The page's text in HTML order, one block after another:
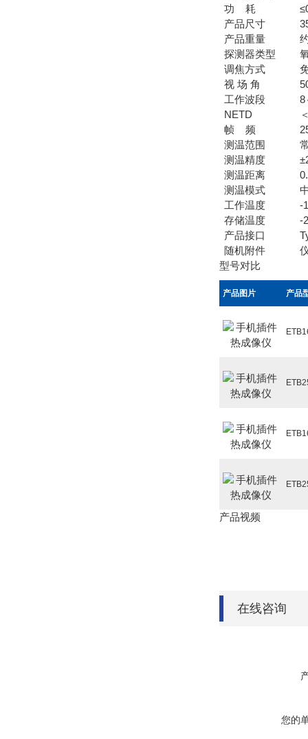
功 耗
产品尺寸
产品重量
探测器类型
调焦方式
视 场 角
工作波段
8
NETD
帧 频
测温范围
测温精度
测温距离
测温模式
工作温度
-
存储温度
-
产品接口
随机附件
型号对比
产品图片 产品
产品视频
在线咨询
您的